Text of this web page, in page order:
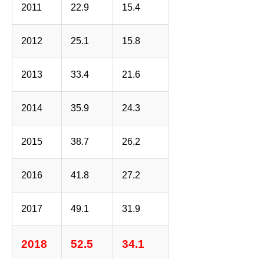
2011 22.9 15.4
2012 25.1 15.8
2013 33.4 21.6
2014 35.9 24.3
2015 38.7 26.2
2016 41.8 27.2
2017 49.1 31.9
2018 52.5 34.1